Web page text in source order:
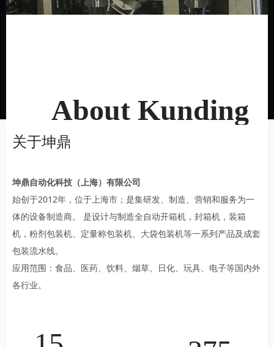
About Kunding
关于坤鼎
坤鼎自动化科技（上海）有限公司
始创于2012年，位于上海市；是集研发、制造、营销和服务为一
体的设备制造商。 是设计与制造全自动开箱机，封箱机，装箱
机，粉剂包装机、定量称包装机、大袋包装机等一系列产品及成套
包装流水线。
应用范围：食品、医药、饮料、烟草、日化、玩具、电子等国内外
各行业。